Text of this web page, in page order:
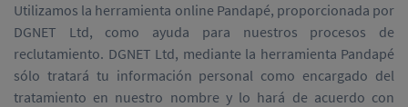
Utilizamos la herramienta online Pandapé, proporcionada por
DGNET Ltd, como ayuda para nuestros procesos de
reclutamiento. DGNET Ltd, mediante la herramienta Pandapé
sólo tratará tu información personal como encargado del
tratamiento en nuestro nombre y lo hará de acuerdo con